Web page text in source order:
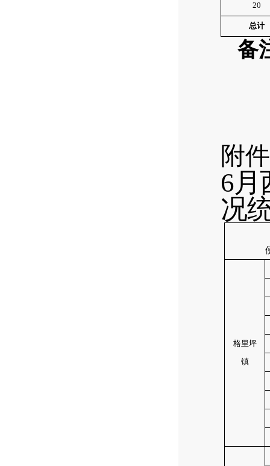
20
总计
备
附件
6月
况
格里坪
镇